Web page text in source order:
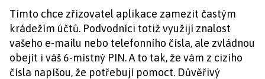
Tímto chce zřizovatel aplikace zamezit častým
krádežím účtů. Podvodníci totiž využijí znalost
vašeho e-mailu nebo telefonního čísla, ale zvládnou
obejít i váš 6-místný PIN. A to tak, že vám z cizího
čísla napíšou, že potřebují pomoct. Důvěřivý